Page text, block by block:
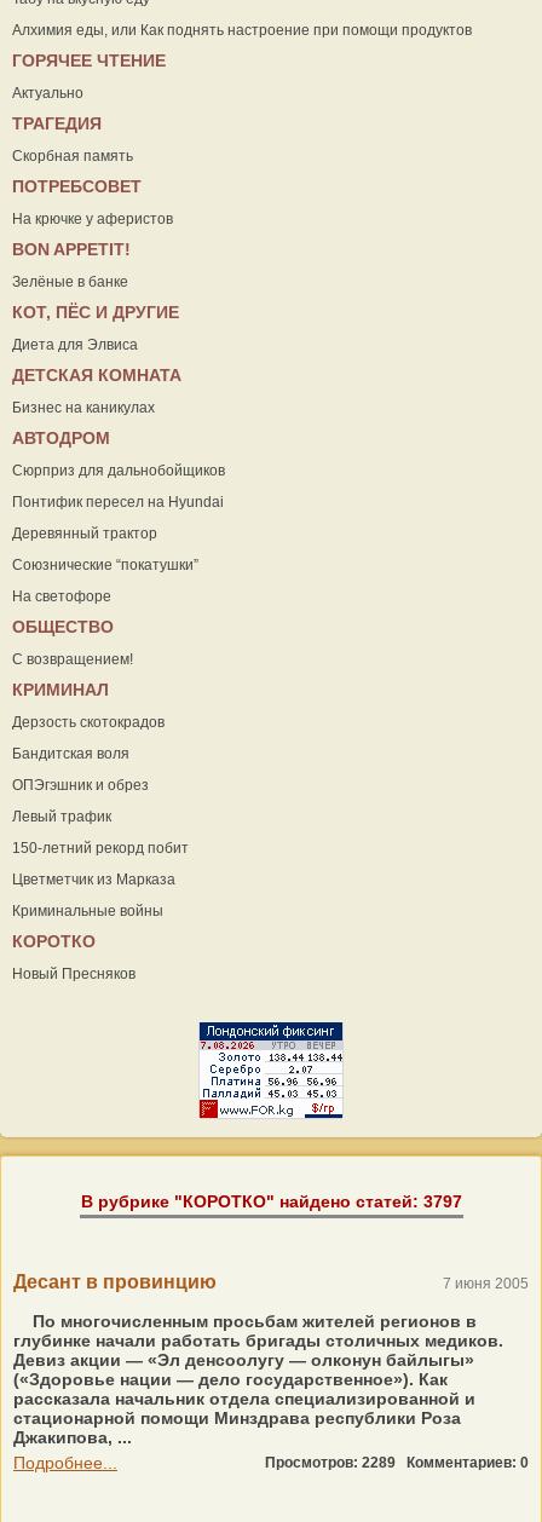
Алхимия еды, или Как поднять настроение при помощи продуктов
ГОРЯЧЕЕ ЧТЕНИЕ
Актуально
ТРАГЕДИЯ
Скорбная память
ПОТРЕБСОВЕТ
На крючке у аферистов
ВON APPETIT!
Зелёные в банке
КОТ, ПЁС И ДРУГИЕ
Диета для Элвиса
ДЕТСКАЯ КОМНАТА
Бизнес на каникулах
АВТОДРОМ
Сюрприз для дальнобойщиков
Понтифик пересел на Hyundai
Деревянный трактор
Союзнические “покатушки”
На светофоре
ОБЩЕСТВО
С возвращением!
КРИМИНАЛ
Дерзость скотокрадов
Бандитская воля
ОПЭгэшник и обрез
Левый трафик
150-летний рекорд побит
Цветметчик из Марказа
Криминальные войны
КОРОТКО
Новый Пресняков
В рубрике "КОРОТКО" найдено статей: 3797
Десант в провинцию 7 июня 2005
По многочисленным просьбам жителей регионов в
глубинке начали работать бригады столичных медиков.
Девиз акции — «Эл денсоолугу — олконун байлыгы»
(«Здоровье нации — дело государственное»). Как
рассказала начальник отдела специализированной и
стационарной помощи Минздрава республики Роза
Джакипова, ...
Подробнее...
Просмотров: 2289 Комментариев: 0